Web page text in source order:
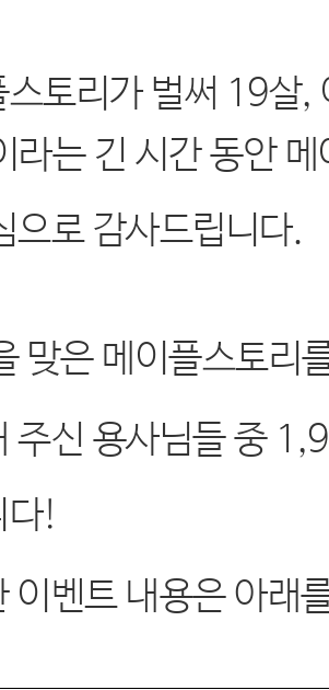
토리가 벌써 19살,
라는 긴 시간 동안
으로 감사드립니다.
맞은 메이플스토리
주신 용사님들 중
다!
이벤트 내용은 아래